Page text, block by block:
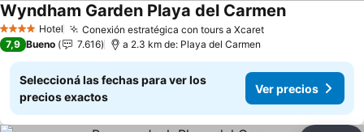
4 EstrellasHotel Conexión estratégica con tours a Xcaret
Wyndham Garden Playa del Carmen
7,9 Bueno 7.616 a 2.3 km de: Playa del Carmen
Seleccioná las fechas para ver los
precios exactos
Ver precios